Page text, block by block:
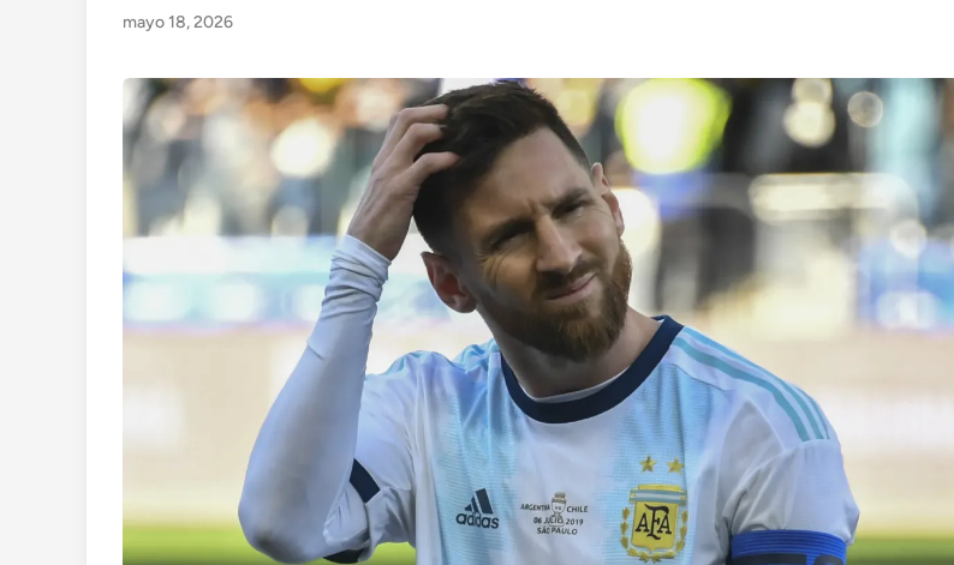
mayo 18, 2026